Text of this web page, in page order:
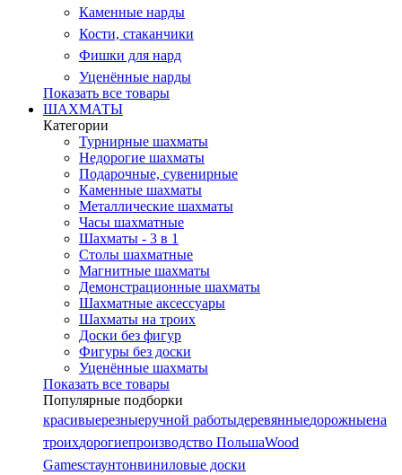
Каменные нарды
Кости, стаканчики
Фишки для нард
Уценённые нарды
Показать все товары
ШАХМАТЫ
Категории
Турнирные шахматы
Недорогие шахматы
Подарочные, сувенирные
Каменные шахматы
Металлические шахматы
Часы шахматные
Шахматы - 3 в 1
Столы шахматные
Магнитные шахматы
Демонстрационные шахматы
Шахматные аксессуары
Шахматы на троих
Доски без фигур
Фигуры без доски
Уценённые шахматы
Показать все товары
Популярные подборки
красивыерезныеручной работыдеревянныедорожныена
троихдорогиепроизводство ПольшаWood
Gamesстаунтонвиниловые доски